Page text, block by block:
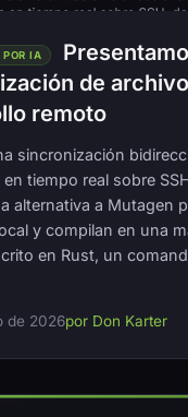
IA
de
remoto
sincronización
tiempo real sobre
alternativa a Mutagen
y compilan en una
en Rust, un
de 2026por Don Karter